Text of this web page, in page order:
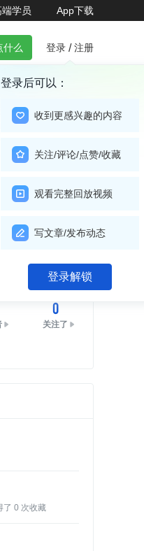
端学员 App下载
什么 登录 / 注册
登录后可以：
收到更感兴趣的内容
关注/评论/点赞/收藏
观看完整回放视频
写文章/发布动态
登录解锁
关注
0
关注了
了 0 次收藏